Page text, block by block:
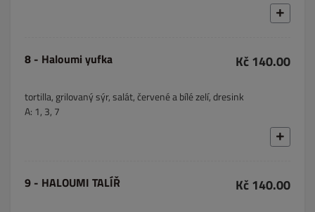
8 - Haloumi yufka Kč 140.00
tortilla, grilovaný sýr, salát, červené a bílé zelí, dresink
A: 1, 3, 7
9 - HALOUMI TALÍŘ Kč 140.00